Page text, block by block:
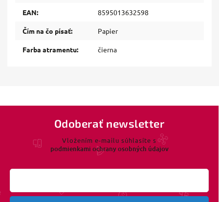
EAN: 8595013632598
Čím na čo písať: Papier
Farba atramentu: čierna
Odoberať newsletter
Vložením e-mailu súhlasíte s
podmienkami ochrany osobných údajov